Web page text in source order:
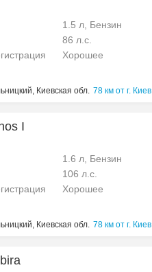
1.5 л, Бензин
86 л.с.
Хорошее
Киевская обл. 78 км от г. Киев
I
1.6 л, Бензин
106 л.с.
Хорошее
Киевская обл. 78 км от г. Киев